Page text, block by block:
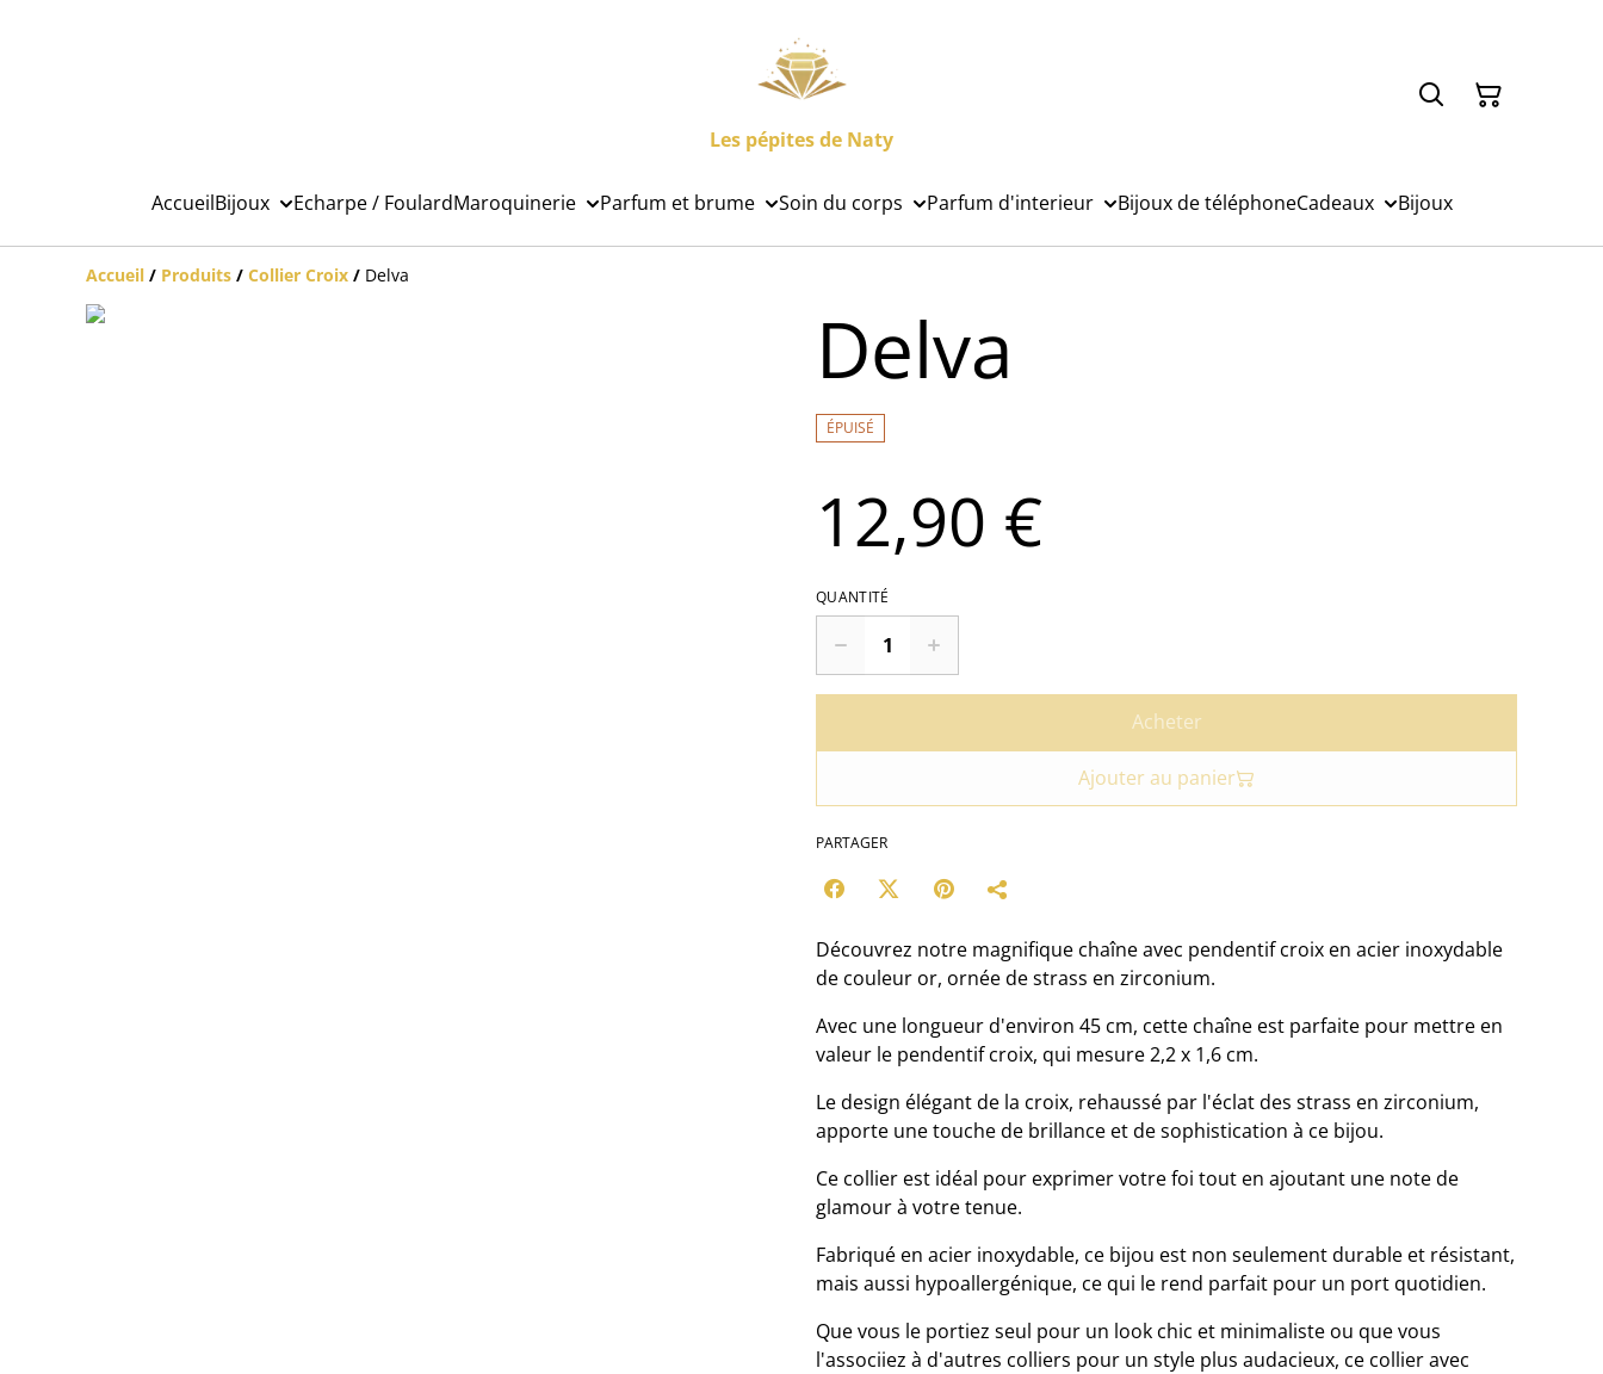
Les pépites de Naty
AccueilBijoux Echarpe / FoulardMaroquinerie Parfum et brume Soin du corps Parfum d'interieur Bijoux de téléphoneCadeaux Bijoux
Accueil / Produits / Collier Croix / Delva
Delva
ÉPUISÉ
12,90 €
QUANTITÉ
Acheter
Ajouter au panier
PARTAGER
Découvrez notre magnifique chaîne avec pendentif croix en acier inoxydable
de couleur or, ornée de strass en zirconium.
Avec une longueur d'environ 45 cm, cette chaîne est parfaite pour mettre en
valeur le pendentif croix, qui mesure 2,2 x 1,6 cm.
Le design élégant de la croix, rehaussé par l'éclat des strass en zirconium,
apporte une touche de brillance et de sophistication à ce bijou.
Ce collier est idéal pour exprimer votre foi tout en ajoutant une note de
glamour à votre tenue.
Fabriqué en acier inoxydable, ce bijou est non seulement durable et résistant,
mais aussi hypoallergénique, ce qui le rend parfait pour un port quotidien.
Que vous le portiez seul pour un look chic et minimaliste ou que vous
l'associiez à d'autres colliers pour un style plus audacieux, ce collier avec